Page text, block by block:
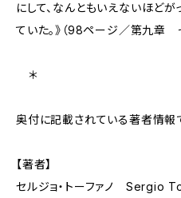
にして、なんともいえないほど
ていた。》（98ページ／第九章
＊
奥付に記載されている著者情報
【著者】
セルジョ・トーファノ Sergio